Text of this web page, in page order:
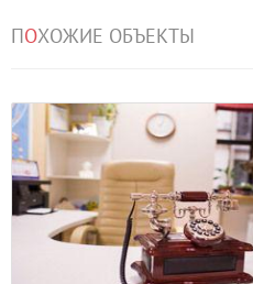
ПОХОЖИЕ ОБЪЕКТЫ